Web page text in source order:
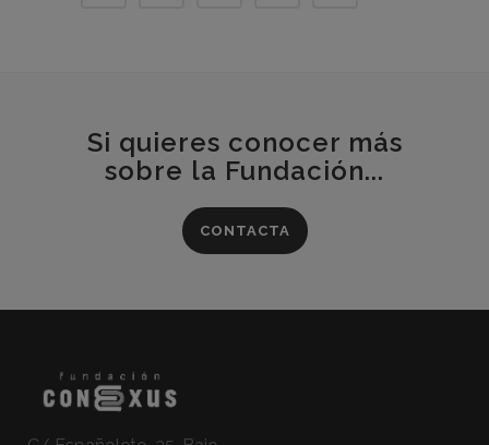
Si quieres conocer más
sobre la Fundación...
CONTACTA